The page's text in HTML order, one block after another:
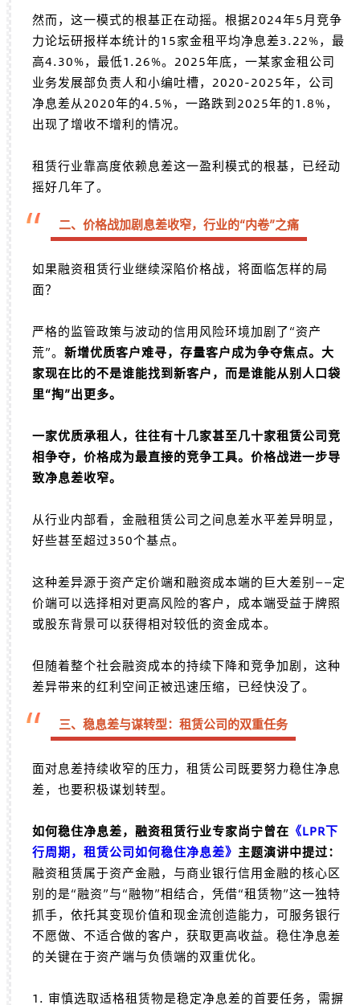
然而，这一模式的根基正在动摇。 根据2024年5月竞争
力论坛研报样本统计的15家金租平均净息差3.22%，最
高4.30%，最低1.26%。2025年底，一某家金租公司
业务发展部负责人和小编吐槽，2020-2025年，公司
净息差从2020年的4.5%，一路跌到2025年的1.8%，
出现了增收不增利的情况。
租赁行业靠高度依赖息差这一盈利模式的根基，已经动
摇好几年了。
“ 二、价格战加剧息差收窄，行业的“内卷”之痛
如果融资租赁行业继续深陷价格战，将面临怎样的局
面？
严格的监管政策与波动的信用风险环境加剧了“资产
荒”。 新增优质客户难寻，存量客户成为争夺焦点。大
家现在比的不是谁能找到新客户，而是谁能从别人口袋
里“掏”出更多。
一家优质承租人，往往有十几家甚至几十家租赁公司竞
相争夺，价格成为最直接的竞争工具。价格战进一步导
致净息差收窄。
从行业内部看，金融租赁公司之间息差水平差异明显，
好些甚至超过350个基点。
这种差异源于资产定价端和融资成本端的巨大差别——定
价端可以选择相对更高风险的客户，成本端受益于牌照
或股东背景可以获得相对较低的资金成本。
但随着整个社会融资成本的持续下降和竞争加剧，这种
差异带来的红利空间正被迅速压缩，已经快没了。
“ 三、稳息差与谋转型：租赁公司的双重任务
面对息差持续收窄的压力，租赁公司既要努力稳住净息
差，也要积极谋划转型。
如何稳住净息差，融资租赁行业专家尚宁曾在 《LPR下
行周期，租赁公司如何稳住净息差》 主题演讲中提过：
融资租赁属于资产金融，与商业银行信用金融的核心区
别的是“融资”与“融物”相结合，凭借“租赁物”这一独特
抓手，依托其变现价值和现金流创造能力，可服务银行
不愿做、不适合做的客户，获取更高收益。稳住净息差
的关键在于资产端与负债端的双重优化。
1. 审慎选取适格租赁物是稳定净息差的首要任务，需摒